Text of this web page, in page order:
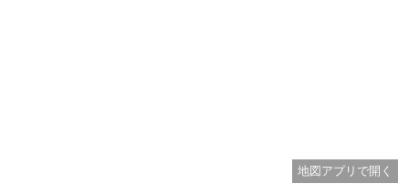
地図アプリで開く